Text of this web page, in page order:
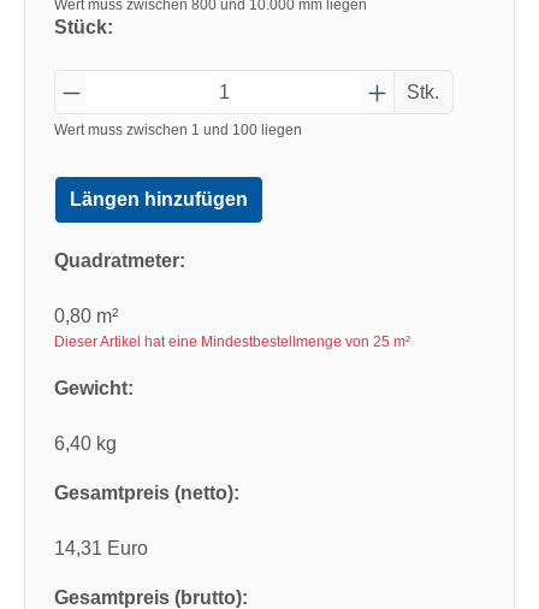
Wert muss zwischen 800 und 10.000 mm liegen
Stück:
Stk.
Wert muss zwischen 1 und 100 liegen
Längen hinzufügen
Quadratmeter:
0,80 m²
Dieser Artikel hat eine Mindestbestellmenge von 25 m²
Gewicht:
6,40 kg
Gesamtpreis (netto):
14,31 Euro
Gesamtpreis (brutto):